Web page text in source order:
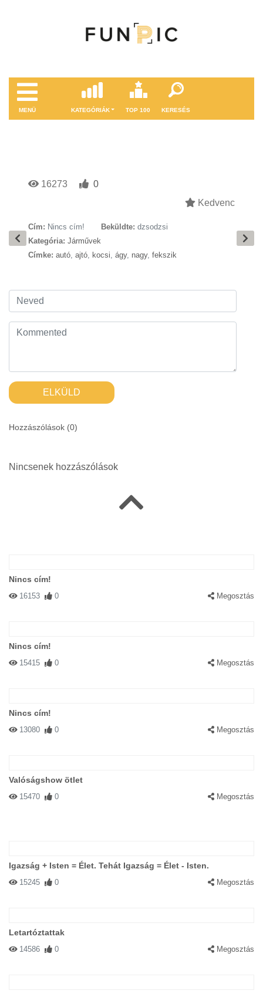
MENÜ KATEGÓRIÁK TOP 100 KERESÉS
16273
0
Kedvenc
Cím: Nincs cím! Beküldte: dzsodzsi
Kategória: Járművek
Címke: autó, ajtó, kocsi, ágy, nagy, fekszik
ELKÜLD
Hozzászólások (0)
Nincsenek hozzászólások
Nincs cím!
16153 0 Megosztás
Nincs cím!
15415 0 Megosztás
Nincs cím!
13080 0 Megosztás
Valóságshow ötlet
15470 0 Megosztás
Igazság + Isten = Élet. Tehát Igazság = Élet - Isten.
15245 0 Megosztás
Letartóztattak
14586 0 Megosztás